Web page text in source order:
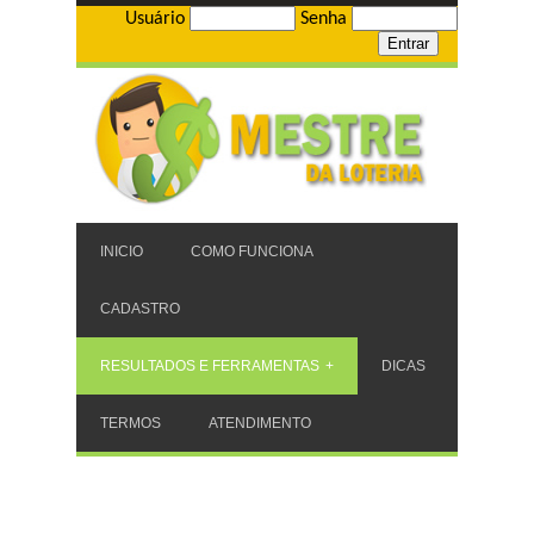
Usuário Senha
INICIO COMO FUNCIONA
CADASTRO
RESULTADOS E FERRAMENTAS DICAS
TERMOS ATENDIMENTO